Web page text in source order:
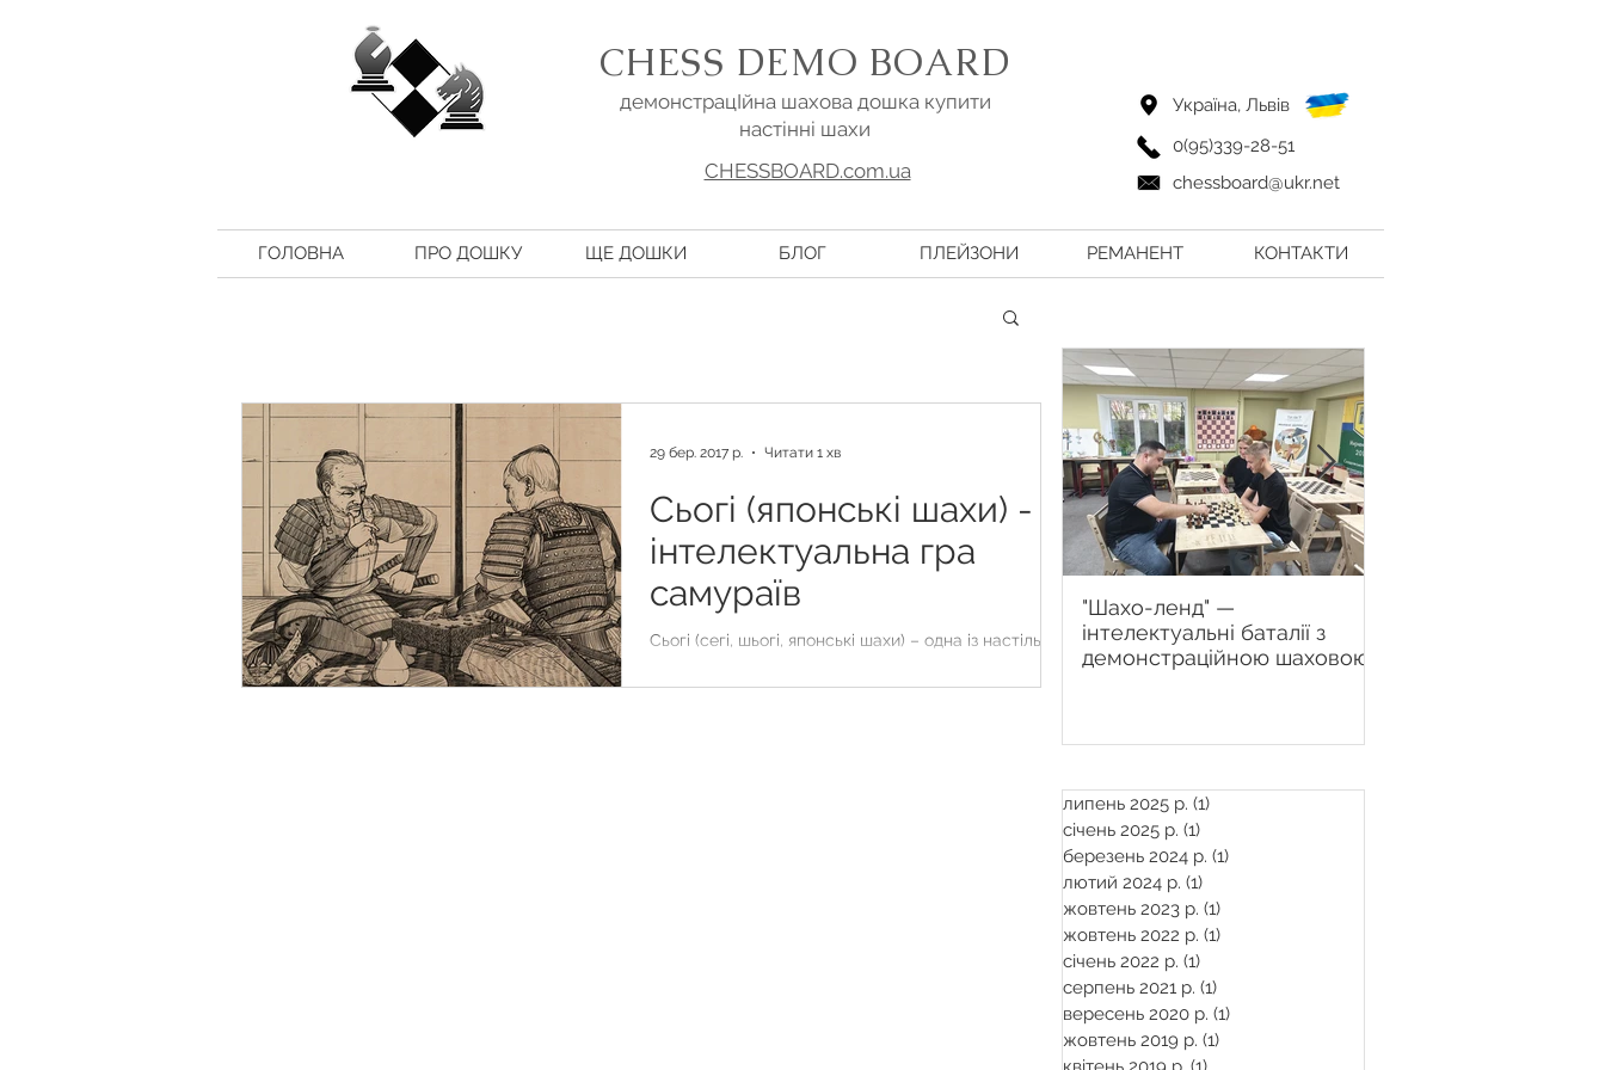
CHESS DEMO BOARD
демонстрацІйна шахова дошка купити
настінні шахи
CHESSBOARD.com.ua
Україна, Львів
0(95)339-28-51
chessboard@ukr.net
ГОЛОВНА ПРО ДОШКУ ЩЕ ДОШКИ БЛОГ ПЛЕЙЗОНИ РЕМАНЕНТ КОНТАКТИ
Сьогі (японські шахи) -
інтелектуальна гра
самураїв
Сьогі (сегі, шьогі, японські шахи) – одна із настільних
давнини. Походить від...
29 бер. 2017 р. Читати 1 хв
"Шахо-ленд" —
інтелектуальні баталії з
демонстраційною шаховою
липень 2025 р. (1)
січень 2025 р. (1)
березень 2024 р. (1)
лютий 2024 р. (1)
жовтень 2023 р. (1)
жовтень 2022 р. (1)
січень 2022 р. (1)
серпень 2021 р. (1)
вересень 2020 р. (1)
жовтень 2019 р. (1)